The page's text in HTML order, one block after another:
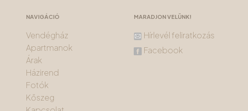
NAVIGÁCIÓ
Vendégház
Apartmanok
Árak
Házirend
Fotók
Kőszeg
MARADJON VELÜNK!
Hírlevél feliratkozás
Facebook